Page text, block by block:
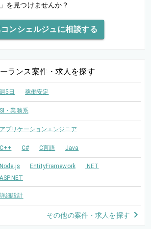
を見つけませんか？
ンシェルジュに相談する
ランス案件・求人を探す
週5日 稼働安定
SI・業務系
アプリケーションエンジニア
C++ C# C言語 Java
Node.js EntityFramework
.NET
ASP.NET
詳細設計
その他の案件・求人を探す